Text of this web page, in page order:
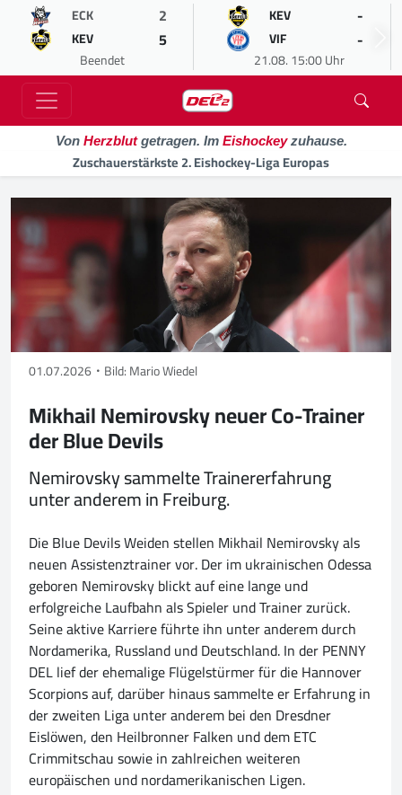
ECK 2
KEV 5
Beendet
KEV -
VIF -
21.08. 15:00 Uhr
Von Herzblutgetragen. Im Eishockeyzuhause.
Zuschauerstärkste 2. Eishockey-Liga Europas
01.07.2026 Bild: Mario Wiedel
Mikhail Nemirovsky neuer Co-Trainer
der Blue Devils
Nemirovsky sammelte Trainererfahrung
unter anderem in Freiburg.
Die Blue Devils Weiden stellen Mikhail Nemirovsky als
neuen Assistenztrainer vor. Der im ukrainischen Odessa
geboren Nemirovsky blickt auf eine lange und
erfolgreiche Laufbahn als Spieler und Trainer zurück.
Seine aktive Karriere führte ihn unter anderem durch
Nordamerika, Russland und Deutschland. In der PENNY
DEL lief der ehemalige Flügelstürmer für die Hannover
Scorpions auf, darüber hinaus sammelte er Erfahrung in
der zweiten Liga unter anderem bei den Dresdner
Eislöwen, den Heilbronner Falken und dem ETC
Crimmitschau sowie in zahlreichen weiteren
europäischen und nordamerikanischen Ligen.